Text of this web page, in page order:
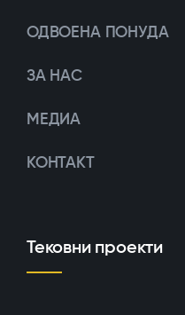
ОДВОЕНА ПОНУДА
ЗА НАС
МЕДИА
КОНТАКТ
Тековни проекти